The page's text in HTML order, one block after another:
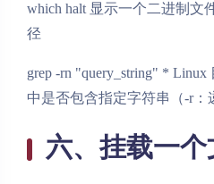
which halt 显示一个二进制文
径
grep -rn "query_string" *
中是否包含指定字符串（-r：
六、挂载一